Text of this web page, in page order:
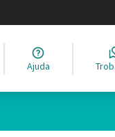
Elegir el idioma
Ajuda